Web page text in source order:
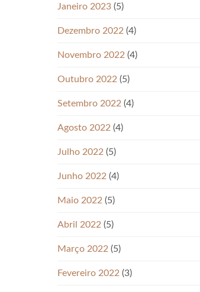
Janeiro 2023 (5)
Dezembro 2022 (4)
Novembro 2022 (4)
Outubro 2022 (5)
Setembro 2022 (4)
Agosto 2022 (4)
Julho 2022 (5)
Junho 2022 (4)
Maio 2022 (5)
Abril 2022 (5)
Março 2022 (5)
Fevereiro 2022 (3)